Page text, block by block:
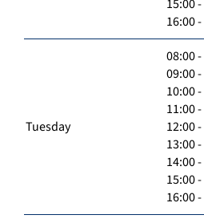
15:00
16:00
Tuesday
08:00
09:00
10:00
11:00
12:00
13:00
14:00
15:00
16:00